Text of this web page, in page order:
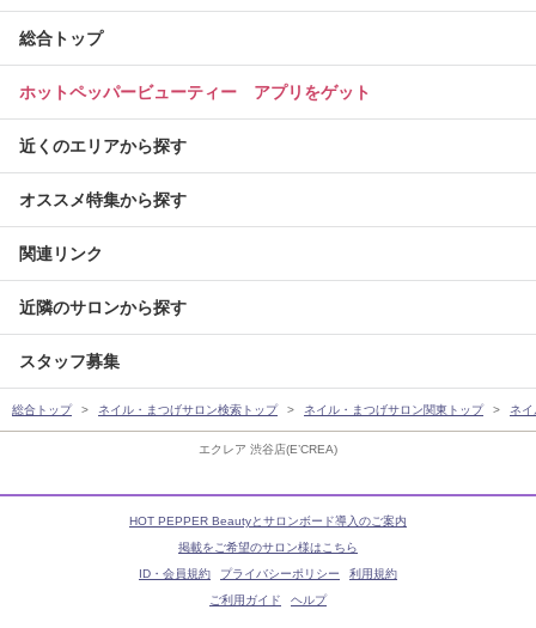
エクレア 渋谷店(E’CREA)
総合トップ
ホットペッパービューティー アプリをゲット
近くのエリアから探す
オススメ特集から探す
関連リンク
近隣のサロンから探す
スタッフ募集
総合トップ ネイル・まつげサロン検索トップ ネイル・まつげサロン関東トップ ネ
HOT PEPPER Beautyとサロンボード導入のご案内
掲載をご希望のサロン様はこちら
ID・会員規約
プライバシーポリシー
利用規約
ご利用ガイド
ヘルプ